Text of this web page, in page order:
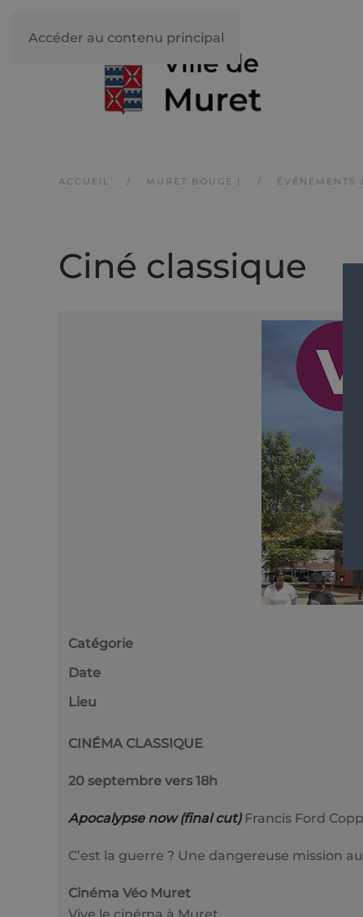
Accéder au contenu principal
ACCUEIL MURET BOUGE | ÉVÉNEMENTS
Ciné classique
Catégorie
Date
Lieu
CINÉMA CLASSIQUE
20 septembre vers 18h
Apocalypse now (final cut) Francis Ford
C’est la guerre ? Une dangereuse mission
Cinéma Véo Muret